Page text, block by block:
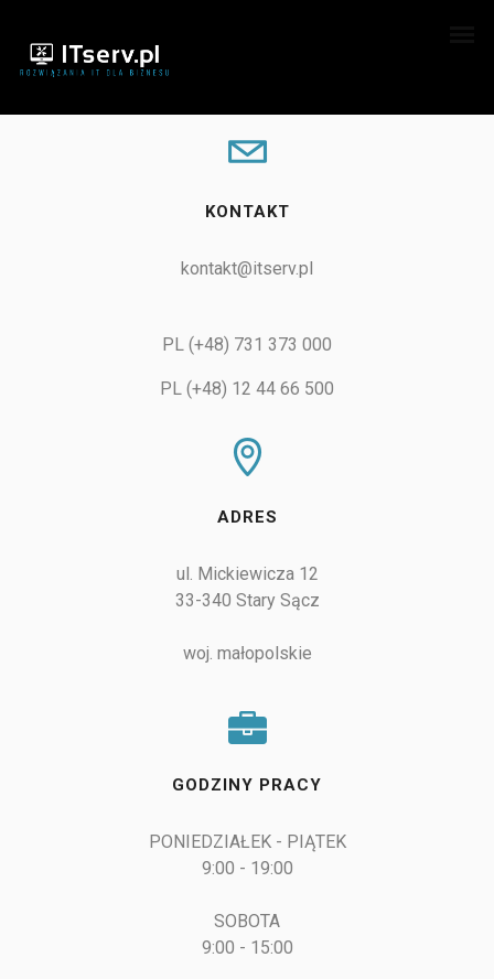
KONTAKT
kontakt@itserv.pl
PL (+48) 731 373 000
PL (+48) 12 44 66 500
ADRES
ul. Mickiewicza 12
33-340 Stary Sącz
woj. małopolskie
GODZINY PRACY
PONIEDZIAŁEK - PIĄTEK
9:00 - 19:00
SOBOTA
9:00 - 15:00